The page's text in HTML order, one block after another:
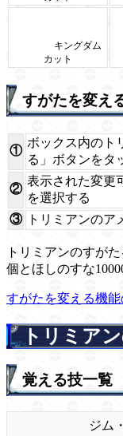
キングダム
カット
すがたを変え
①
ボックス内のト
る」ボタンをタ
②
表示された変更
を選択する
③
トリミアンのア
トリミアンのすが
個とほしのすな
すがたを変える機
トリミア
覚える技一覧
ジム